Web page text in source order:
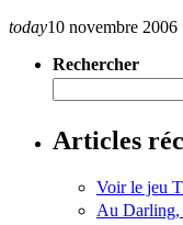
today10 novembre 2006
Rechercher
Articles
Voir le jeu
Au Darling,